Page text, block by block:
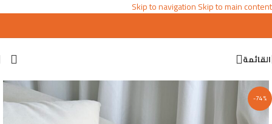
Skip to navigationSkip to main content
القائمة
-74%